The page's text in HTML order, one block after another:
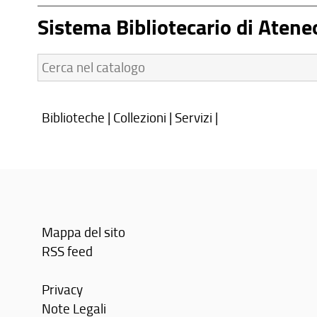
Sistema Bibliotecario di
Cerca
nel
Biblioteche | Collezioni | Servizi |
Mappa del sito
RSS feed
Privacy
Note Legali